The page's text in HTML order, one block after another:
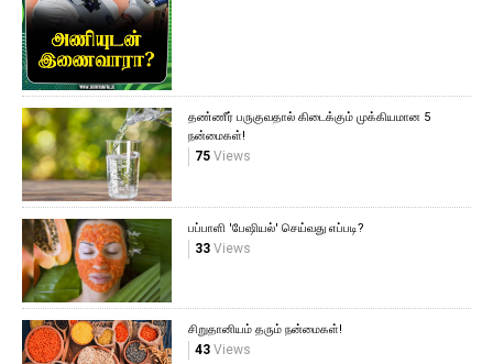
தண்ணீர் பருகுவதால் கிடைக்கும் முக்கியமான 5
நன்மைகள்!
75Views
பப்பாளி 'பேஷியல்' செய்வது எப்படி?
33Views
சிறுதானியம் தரும் நன்மைகள்!
43Views